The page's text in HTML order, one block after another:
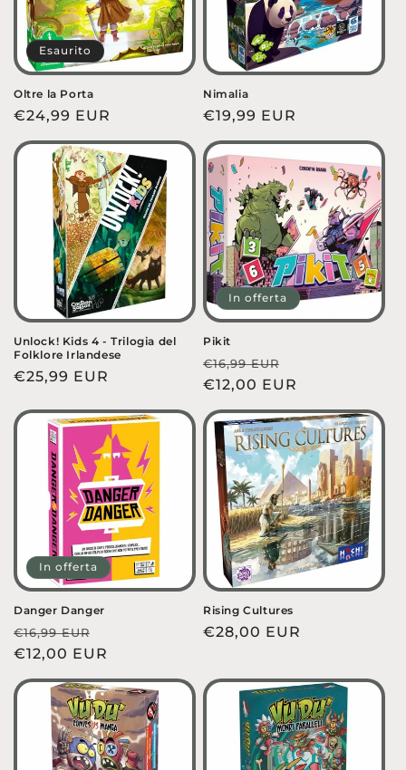
Esaurito
Oltre la Porta
Prezzo
di
listino
€24,99 EUR
Nimalia
Prezzo
di
listino
€19,99 EUR
Unlock! Kids 4 - Trilogia del
Folklore Irlandese
Prezzo
listino
€25,99 EUR
In offerta
Pikit
Prezzo
di
listino
€16,99 EUR
scontato
€12,00 EUR
In offerta
Danger Danger
Prezzo
di
listino
€16,99 EUR
scontato
€12,00 EUR
Rising Cultures
Prezzo
listino
€28,00 EUR